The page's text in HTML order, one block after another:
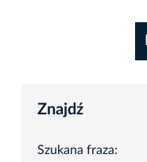
Znajdź
Szukana fraza: